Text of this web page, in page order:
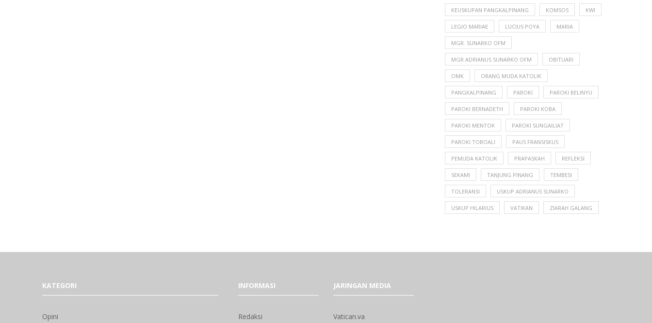
KEUSKUPAN PANGKALPINANG KOMSOS KWI
LEGIO MARIAE LUCIUS POYA MARIA
MGR. SUNARKO OFM
MGR ADRIANUS SUNARKO OFM OBITUARI
OMK ORANG MUDA KATOLIK
PANGKALPINANG PAROKI PAROKI BELINYU
PAROKI BERNADETH PAROKI KOBA
PAROKI MENTOK PAROKI SUNGAILIAT
PAROKI TOBOALI PAUS FRANSISKUS
PEMUDA KATOLIK PRAPASKAH REFLEKSI
SEKAMI TANJUNG PINANG TEMBESI
TOLERANSI USKUP ADRIANUS SUNARKO
USKUP HILARIUS VATIKAN ZIARAH GALANG
KATEGORI
Opini
INFORMASI
Redaksi
JARINGAN MEDIA
Vatican.va